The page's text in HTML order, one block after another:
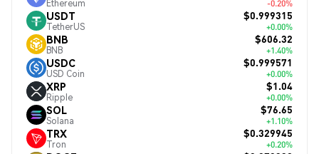
Ethereum -0.20%
USDT
TetherUS
$0.999315
+0.00%
BNB
BNB
$606.32
+1.40%
USDC
USD Coin
$0.999571
+0.00%
XRP
Ripple
$1.04
+0.00%
SOL
Solana
$76.65
+1.10%
TRX
Tron
$0.329945
+0.20%